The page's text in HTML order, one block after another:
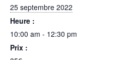
25 septembre 2022
Heure :
10:00 am - 12:30 pm
Prix :